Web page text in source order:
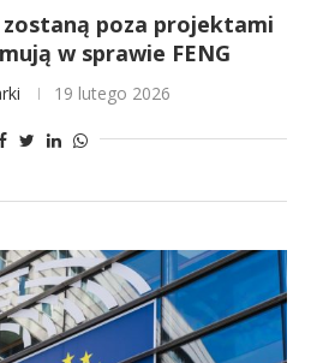
poza projektami
w sprawie FENG
19 lutego 2026